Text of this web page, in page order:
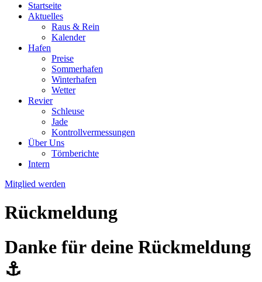
Startseite
Aktuelles
Raus & Rein
Kalender
Hafen
Preise
Sommerhafen
Winterhafen
Wetter
Revier
Schleuse
Jade
Kontrollvermessungen
Über Uns
Törnberichte
Intern
Mitglied werden
Rückmeldung
Danke für deine Rückmeldung
⚓️